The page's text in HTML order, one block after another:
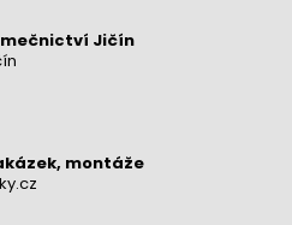
Jičín
montáže